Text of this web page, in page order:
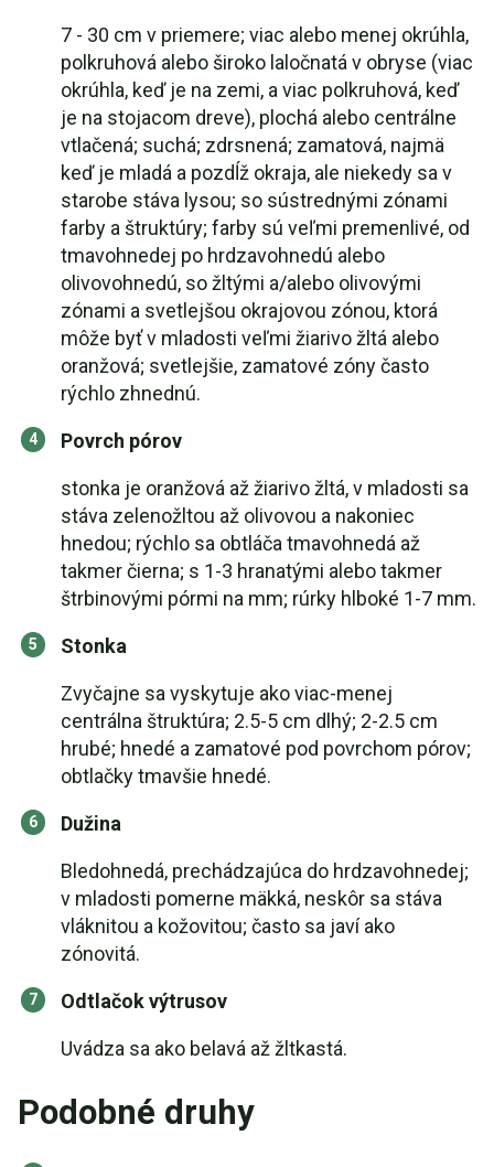
7 - 30 cm v priemere; viac alebo menej okrúhla,
polkruhová alebo široko laločnatá v obryse (viac
okrúhla, keď je na zemi, a viac polkruhová, keď
je na stojacom dreve), plochá alebo centrálne
vtlačená; suchá; zdrsnená; zamatová, najmä
keď je mladá a pozdĺž okraja, ale niekedy sa v
starobe stáva lysou; so sústrednými zónami
farby a štruktúry; farby sú veľmi premenlivé, od
tmavohnedej po hrdzavohnedú alebo
olivovohnedú, so žltými a/alebo olivovými
zónami a svetlejšou okrajovou zónou, ktorá
môže byť v mladosti veľmi žiarivo žltá alebo
oranžová; svetlejšie, zamatové zóny často
rýchlo zhnednú.
Povrch pórov
stonka je oranžová až žiarivo žltá, v mladosti sa
stáva zelenožltou až olivovou a nakoniec
hnedou; rýchlo sa obtláča tmavohnedá až
takmer čierna; s 1-3 hranatými alebo takmer
štrbinovými pórmi na mm; rúrky hlboké 1-7 mm.
Stonka
Zvyčajne sa vyskytuje ako viac-menej
centrálna štruktúra; 2.5-5 cm dlhý; 2-2.5 cm
hrubé; hnedé a zamatové pod povrchom pórov;
obtlačky tmavšie hnedé.
Dužina
Bledohnedá, prechádzajúca do hrdzavohnedej;
v mladosti pomerne mäkká, neskôr sa stáva
vláknitou a kožovitou; často sa javí ako
zónovitá.
Odtlačok výtrusov
Uvádza sa ako belavá až žltkastá.
Podobné druhy